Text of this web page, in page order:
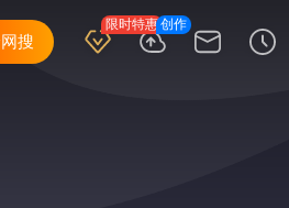
限时特惠创作
搜